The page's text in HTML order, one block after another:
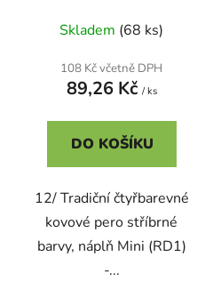
Skladem (68 ks)
108 Kč včetně DPH
89,26 Kč / ks
DO KOŠÍKU
12/ Tradiční čtyřbarevné
kovové pero stříbrné
barvy, náplň Mini (RD1)
-...